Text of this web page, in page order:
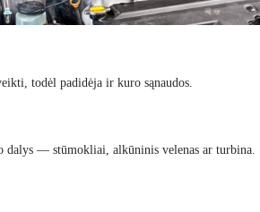
todėl padidėja ir kuro sąnaudos.
dalys — stūmokliai, alkūninis velenas ar turbina.